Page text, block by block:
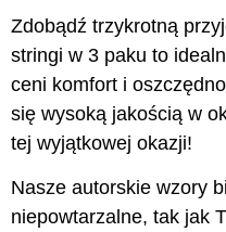
Zdobądź trzykrotną
stringi w 3 paku to
ceni komfort i
się wysoką jakością w
tej wyjątkowej okazji!
Nasze autorskie wzory
niepowtarzalne, tak jak